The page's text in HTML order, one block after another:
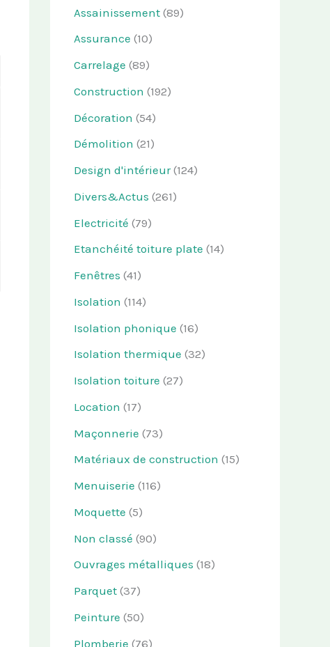
Assainissement (89)
Assurance (10)
Carrelage (89)
Construction (192)
Décoration (54)
Démolition (21)
Design d'intérieur(124)
Divers&Actus (261)
Electricité (79)
Etanchéité toiture plate (14)
Fenêtres (41)
Isolation (114)
Isolation phonique (16)
Isolation thermique (32)
Isolation toiture (27)
Location (17)
Maçonnerie (73)
Matériaux de construction (15)
Menuiserie (116)
Moquette (5)
Non classé (90)
Ouvrages métalliques (18)
Parquet (37)
Peinture (50)
Plomberie (76)